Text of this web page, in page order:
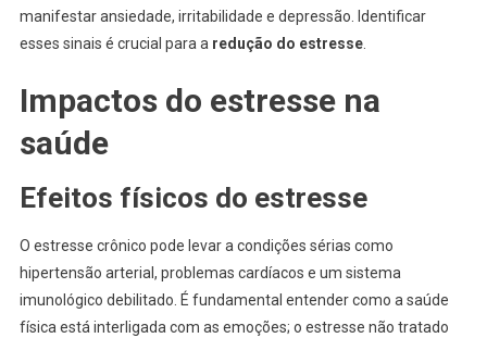
manifestar ansiedade, irritabilidade e depressão. Identificar
esses sinais é crucial para a redução do estresse.
Impactos do estresse na
saúde
Efeitos físicos do estresse
O estresse crônico pode levar a condições sérias como
hipertensão arterial, problemas cardíacos e um sistema
imunológico debilitado. É fundamental entender como a saúde
física está interligada com as emoções; o estresse não tratado